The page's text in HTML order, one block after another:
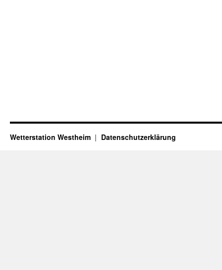
Wetterstation Westheim Datenschutzerklärung